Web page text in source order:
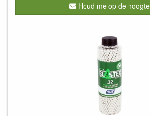
Houd me op de hoogte